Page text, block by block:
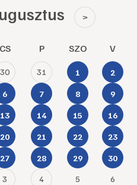
>
CS P SZO V
30 31 1 2
6 7 8 9
13 14 15 16
20 21 22 23
27 28 29 30
3 4 5 6